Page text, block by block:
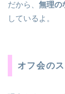
だから、 無理の
しているよ。
オフ会の